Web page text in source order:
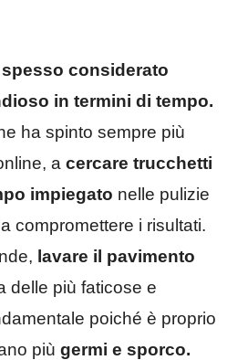
considerato
in termini di tempo.
ha spinto sempre più
a cercare trucchetti
impiegato nelle pulizie
compromettere i risultati.
lavare il pavimento
delle più faticose e
poiché è proprio
più germi e sporco.